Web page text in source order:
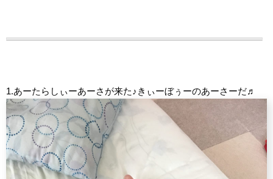
1.あーたらしぃーあーさが来た♪きぃーぼぅーのあーさーだ♬